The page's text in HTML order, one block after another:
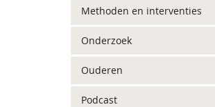
Methoden en interventies
Onderzoek
Ouderen
Podcast